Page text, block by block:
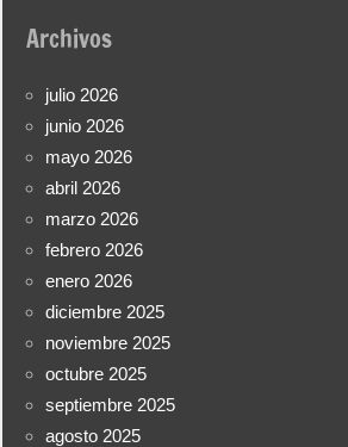
Archivos
julio 2026
junio 2026
mayo 2026
abril 2026
marzo 2026
febrero 2026
enero 2026
diciembre 2025
noviembre 2025
octubre 2025
septiembre 2025
agosto 2025